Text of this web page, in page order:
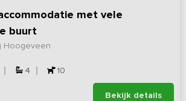
met vele
buurt
Hoogeveen
4 10
Bekijk details